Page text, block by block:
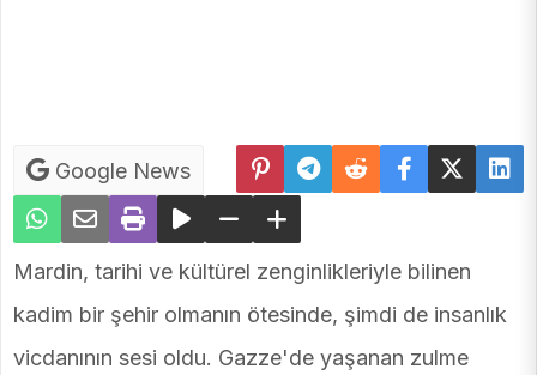
Google News
Mardin, tarihi ve kültürel zenginlikleriyle bilinen
kadim bir şehir olmanın ötesinde, şimdi de insanlık
vicdanının sesi oldu. Gazze'de yaşanan zulme